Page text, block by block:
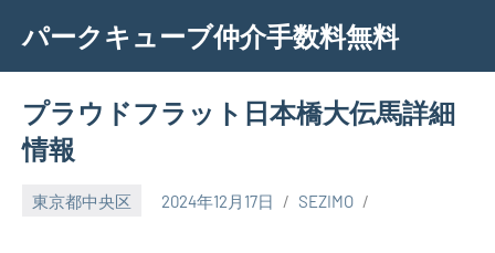
content
パークキューブ仲介手数料無料
プラウドフラット日本橋大伝馬詳細
情報
東京都中央区 2024年12月17日 SEZIMO